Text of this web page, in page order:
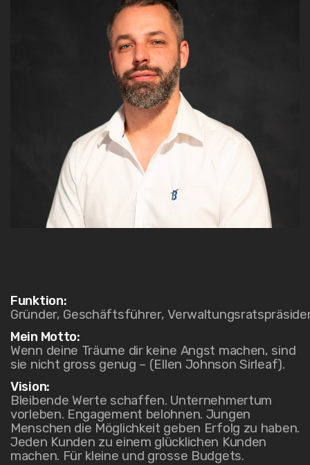
Funktion:
Gründer, Geschäftsführer,
Mein Motto:
Wenn deine Träume dir keine Angst machen, sind
sie nicht gross genug – (Ellen Johnson Sirleaf).
Vision:
Bleibende Werte schaffen. Unternehmertum
vorleben. Engagement belohnen. Jungen
Menschen die Möglichkeit geben Erfolg zu haben.
Jeden Kunden zu einem glücklichen Kunden
machen. Für kleine und grosse Budgets.